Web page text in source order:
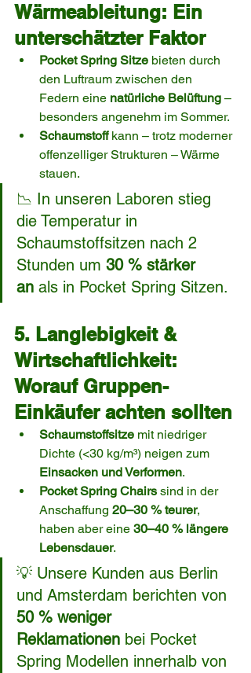
Wärmeableitung: Ein
unterschätzter Faktor
Pocket Spring Sitze bieten durch
den Luftraum zwischen den
Federn eine natürliche Belüftung –
besonders angenehm im Sommer.
Schaumstoff kann – trotz moderner
offenzelliger Strukturen – Wärme
stauen.
📉 In unseren Laboren stieg
die Temperatur in
Schaumstoffsitzen nach 2
Stunden um 30 % stärker
an als in Pocket Spring Sitzen.
5. Langlebigkeit &
Wirtschaftlichkeit:
Worauf Gruppen-
Einkäufer achten sollten
Schaumstoffsitze mit niedriger
Dichte (<30 kg/m³) neigen zum
Einsacken und Verformen.
Pocket Spring Chairs sind in der
Anschaffung 20–30 % teurer,
haben aber eine 30–40 % längere
Lebensdauer.
💡 Unsere Kunden aus Berlin
und Amsterdam berichten von
50 % weniger
Reklamationen bei Pocket
Spring Modellen innerhalb von